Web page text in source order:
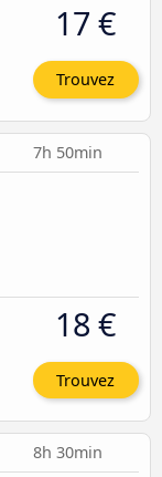
17 €
Trouvez
7h 50min
18 €
Trouvez
8h 30min